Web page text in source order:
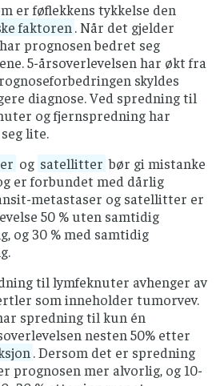
er føflekkens tykkelse den
faktoren . Når det gjelder
prognosen bedret seg
5-årsoverlevelsen har økt fra
skyldes
diagnose. Ved spredning til
og fjernspredning har
lite.
og satellitter bør gi mistanke
er forbundet med dårlig
metastaser og satellitter er
50 % uten samtidig
og 30 % med samtidig
til lymfeknuter avhenger av
som inneholder tumorvev.
spredning til kun én
nesten 50% etter
. Dersom det er spredning
prognosen mer alvorlig, og 10-